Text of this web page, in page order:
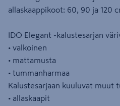
allaskaappikoot: 60, 90 ja 120
IDO Elegant -kalustesarjan
• valkoinen
• mattamusta
• tummanharmaa
Kalustesarjaan kuuluvat muut
• allaskaapit